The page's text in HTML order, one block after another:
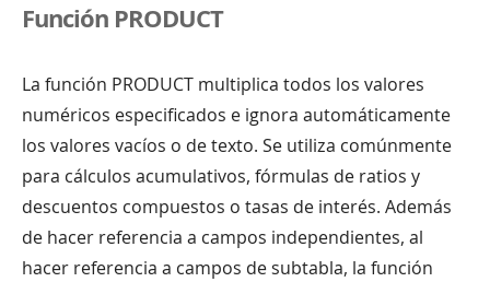
Función PRODUCT
La función PRODUCT multiplica todos los valores
numéricos especificados e ignora automáticamente
los valores vacíos o de texto. Se utiliza comúnmente
para cálculos acumulativos, fórmulas de ratios y
descuentos compuestos o tasas de interés. Además
de hacer referencia a campos independientes, al
hacer referencia a campos de subtabla, la función